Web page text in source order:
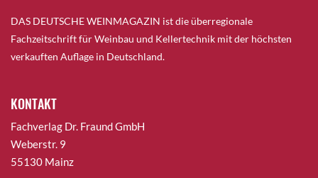
DAS DEUTSCHE WEINMAGAZIN ist die überregionale
Fachzeitschrift für Weinbau und Kellertechnik mit der höchsten
verkauften Auflage in Deutschland.
KONTAKT
Fachverlag Dr. Fraund GmbH
Weberstr. 9
55130 Mainz